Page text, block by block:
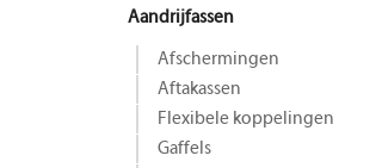
Aandrijfassen
Afschermingen
Aftakassen
Flexibele koppelingen
Gaffels